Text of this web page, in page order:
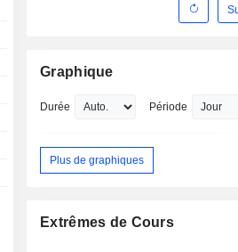
Graphique
Durée Période
Plus de graphiques
Extrêmes de Cours